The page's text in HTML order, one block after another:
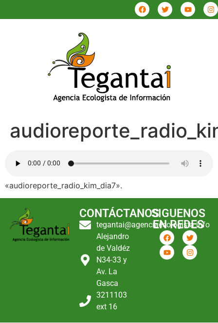
«audioreporte_radio_kim_dia7».
CONTÁCTANOS
tegantai@agenciaecologista.info
Alejandro
de Valdéz
N34-33 y
Av. La
Gasca
3211103
ext 16
SIGUENOS
EN REDES